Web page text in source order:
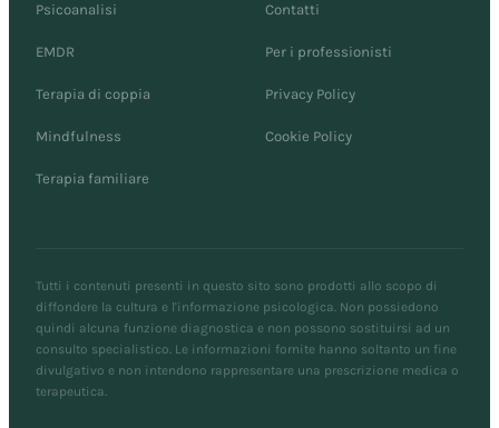
Psicoanalisi
EMDR
Terapia di coppia
Mindfulness
Terapia familiare
Contatti
Per i professionisti
Privacy Policy
Cookie Policy
Tutti i contenuti presenti in questo sito sono prodotti allo scopo di
diffondere la cultura e l'informazione psicologica. Non possiedono
quindi alcuna funzione diagnostica e non possono sostituirsi ad un
consulto specialistico. Le informazioni fornite hanno soltanto un fine
divulgativo e non intendono rappresentare una prescrizione medica o
terapeutica.